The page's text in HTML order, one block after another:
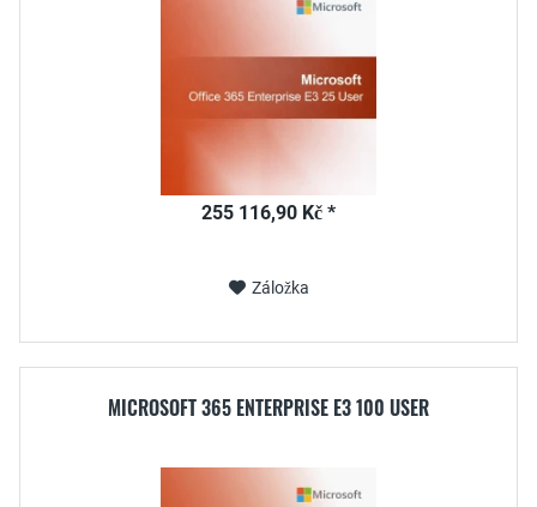
255 116,90 Kč *
Záložka
MICROSOFT 365 ENTERPRISE E3 100 USER